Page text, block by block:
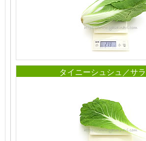
タイニーシュシュ／サ